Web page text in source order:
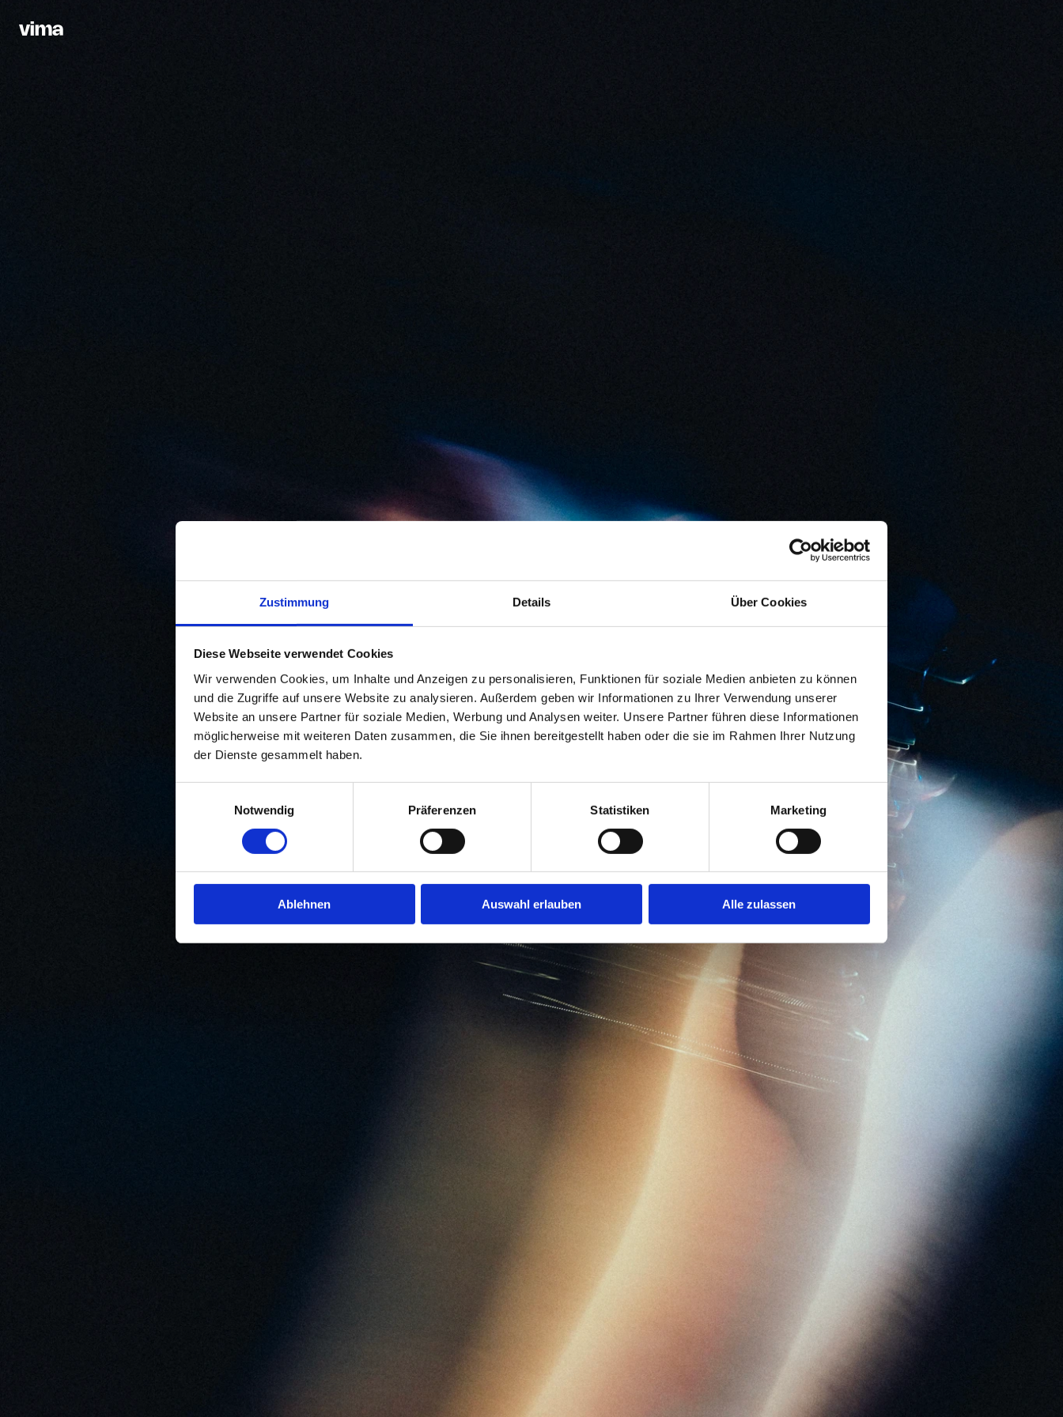
Zustimmung Details Über Cookies
Diese Webseite verwendet Cookies
Wir verwenden Cookies, um Inhalte und Anzeigen zu personalisieren, Funktionen für soziale Medien anbieten zu können
und die Zugriffe auf unsere Website zu analysieren. Außerdem geben wir Informationen zu Ihrer Verwendung unserer
Website an unsere Partner für soziale Medien, Werbung und Analysen weiter. Unsere Partner führen diese Informationen
möglicherweise mit weiteren Daten zusammen, die Sie ihnen bereitgestellt haben oder die sie im Rahmen Ihrer Nutzung
der Dienste gesammelt haben.
Notwendig
Präferenzen Statistiken Marketing
Ablehnen Auswahl erlauben Alle zulassen
Hey, you!
Booking
Kooperationen
vima